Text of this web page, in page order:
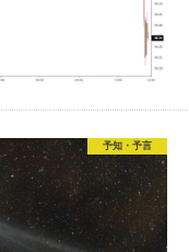
予知・予言